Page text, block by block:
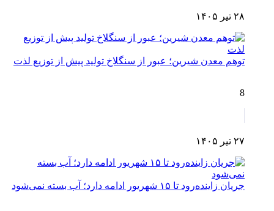
۲۸ تیر ۱۴۰۵
توهم معدن شیرین؛ عبور از سنگلاخ تولید پیش از توزیع لذت
8
۲۷ تیر ۱۴۰۵
جریان زاینده‌رود تا ۱۵ شهریور ادامه دارد؛ آب بسته نمی‌شود